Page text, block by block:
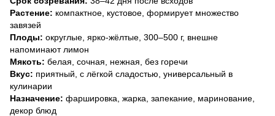
Растение: компактное, кустовое, формирует множество
завязей
Плоды: округлые, ярко-жёлтые, 300–500 г, внешне
напоминают лимон
Мякоть: белая, сочная, нежная, без горечи
Вкус: приятный, с лёгкой сладостью, универсальный в
кулинарии
Назначение: фаршировка, жарка, запекание, маринование,
декор блюд